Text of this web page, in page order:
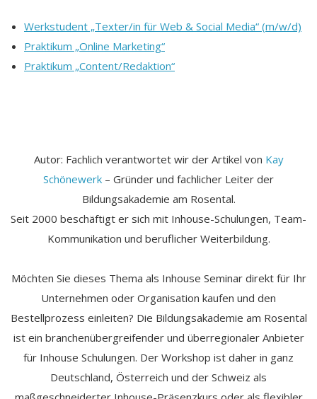
Werkstudent „Texter/in für Web & Social Media“ (m/w/d)
Praktikum „Online Marketing“
Praktikum „Content/Redaktion“
Autor: Fachlich verantwortet wir der Artikel von Kay
Schönewerk – Gründer und fachlicher Leiter der
Bildungsakademie am Rosental.
Seit 2000 beschäftigt er sich mit Inhouse-Schulungen, Team-
Kommunikation und beruflicher Weiterbildung.
Möchten Sie dieses Thema als Inhouse Seminar direkt für Ihr
Unternehmen oder Organisation kaufen und den
Bestellprozess einleiten? Die Bildungsakademie am Rosental
ist ein branchenübergreifender und überregionaler Anbieter
für Inhouse Schulungen. Der Workshop ist daher in ganz
Deutschland, Österreich und der Schweiz als